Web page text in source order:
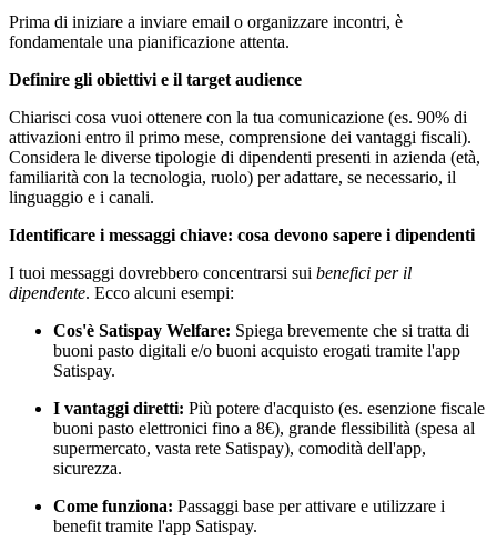
Prima di iniziare a inviare email o organizzare incontri, è
fondamentale una pianificazione attenta.
Definire gli obiettivi e il target audience
Chiarisci cosa vuoi ottenere con la tua comunicazione (es. 90% di
attivazioni entro il primo mese, comprensione dei vantaggi fiscali).
Considera le diverse tipologie di dipendenti presenti in azienda (età,
familiarità con la tecnologia, ruolo) per adattare, se necessario, il
linguaggio e i canali.
Identificare i messaggi chiave: cosa devono sapere i dipendenti
I tuoi messaggi dovrebbero concentrarsi sui benefici per il
dipendente. Ecco alcuni esempi:
Cos'è Satispay Welfare: Spiega brevemente che si tratta di
buoni pasto digitali e/o buoni acquisto erogati tramite l'app
Satispay.
I vantaggi diretti: Più potere d'acquisto (es. esenzione fiscale
buoni pasto elettronici fino a 8€), grande flessibilità (spesa al
supermercato, vasta rete Satispay), comodità dell'app,
sicurezza.
Come funziona: Passaggi base per attivare e utilizzare i
benefit tramite l'app Satispay.